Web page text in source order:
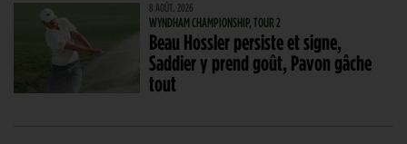
8 AOÛT. 2026
WYNDHAM CHAMPIONSHIP, TOUR 2
Beau Hossler persiste et signe,
Saddier y prend goût, Pavon gâche
tout